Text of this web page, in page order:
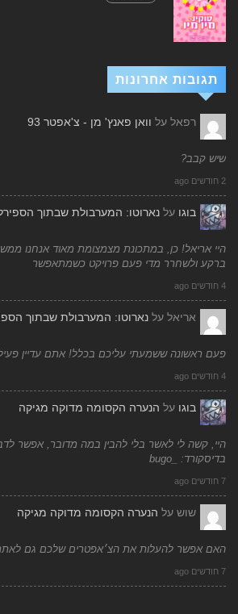
תגובות אחרונות
רפאל על וואן פאנץ' מן - צ'אפטר 93
שיש קבב?
2 חודשים ago
בוגו על נארוטו: המערבולת שבתוך
היי אריאל! כן, במתכונת מצמצומת מאוד אנחנו
ברקע ולשחרר מדי פעם פרויקט כשמתאפשר
4 חודשים ago
אריאל על נארוטו: המערבולת שבתוך
פעם ראשונה ששמעתי עליכם בכלל! אתם עדיין
4 חודשים ago
בוגו על הנערה הקסומה מדוקה מגיקה
היי, קשה לי לאשר בלי להבין במה מדובר, אפשר
בדיסקורד: _bugo
7 חודשים ago
שוש על הנערה הקסומה מדוקה מגיקה
האם אפשר להעלות את הצ׳אפטרים שלכם גם
7 חודשים ago